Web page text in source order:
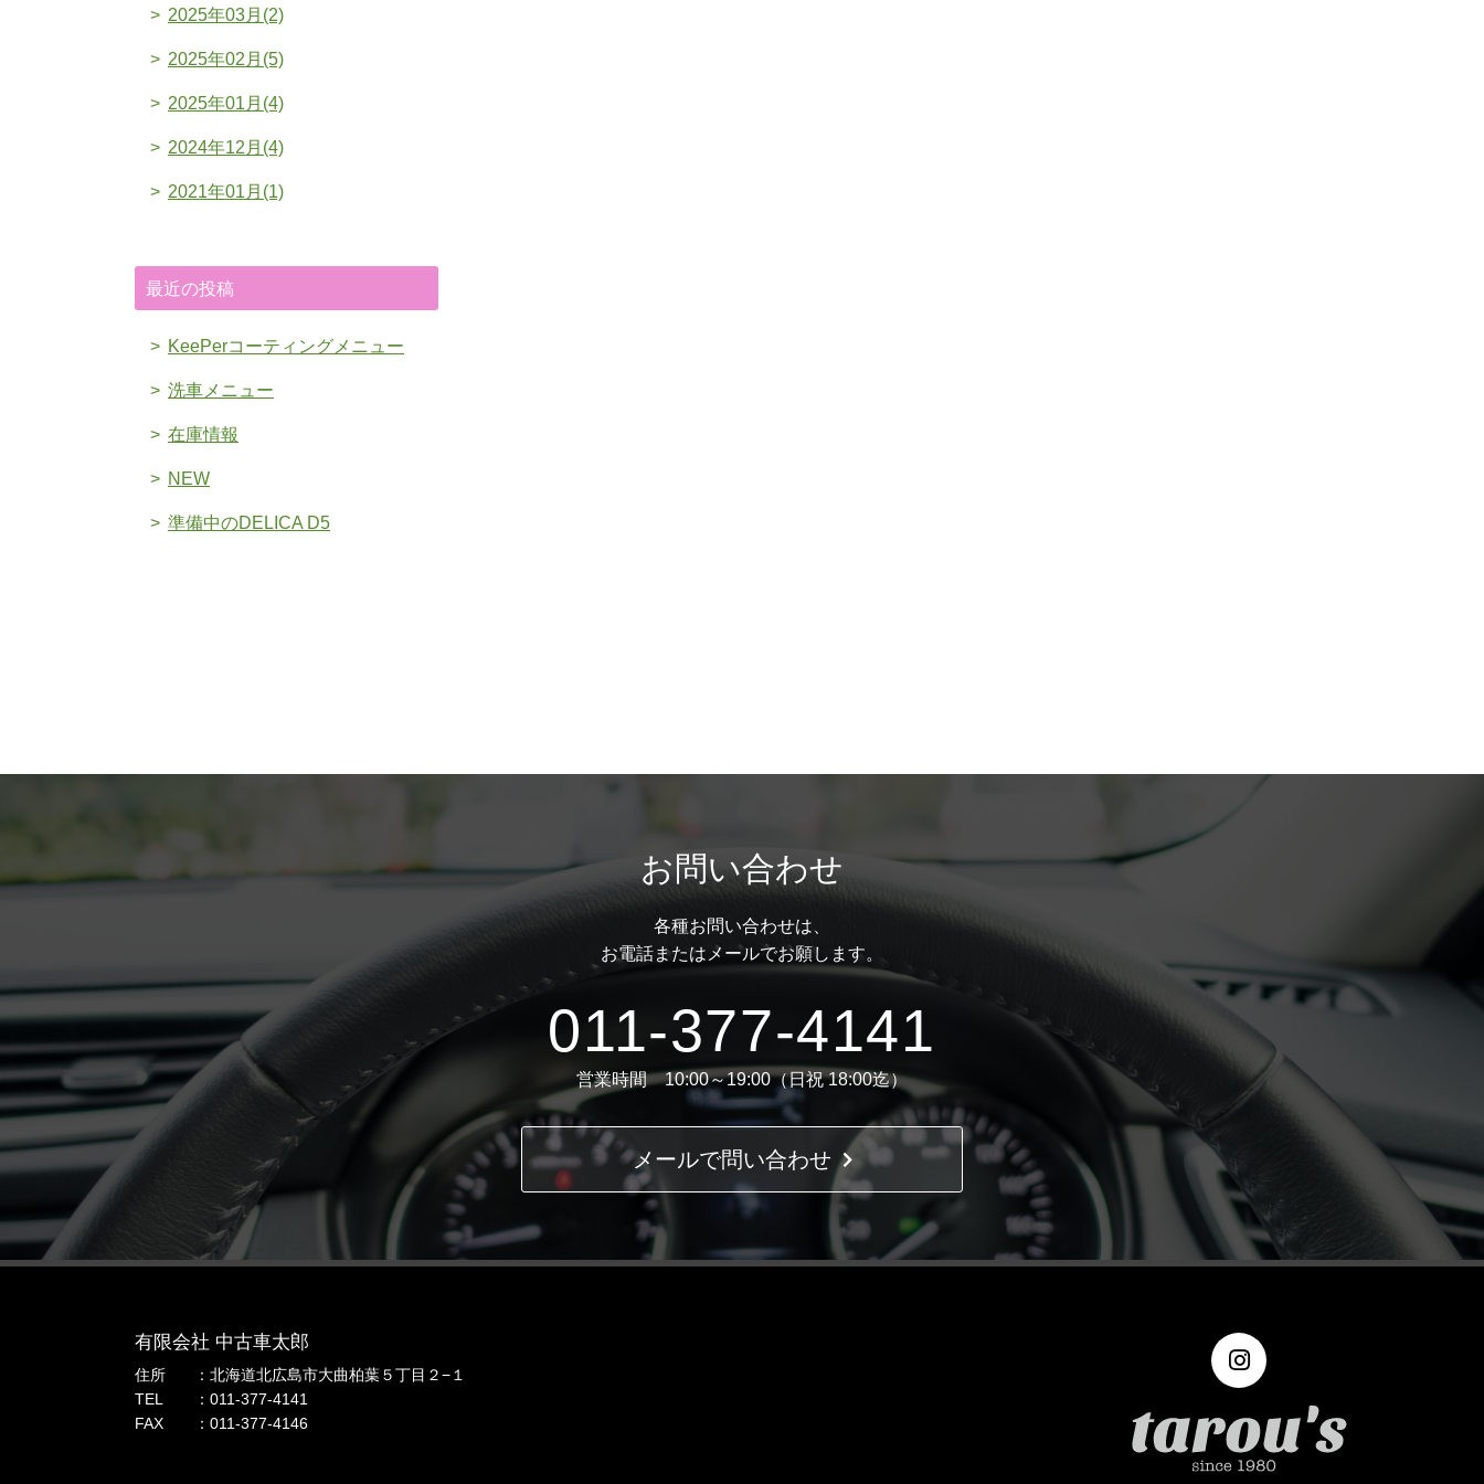
2025年03月(2)
2025年02月(5)
2025年01月(4)
2024年12月(4)
2021年01月(1)
最近の投稿
KeePerコーティングメニュー
洗車メニュー
在庫情報
NEW
準備中のDELICA D5
お問い合わせ
各種お問い合わせは、
お電話またはメールでお願します。
011-377-4141
営業時間 10:00～19:00（日祝 18:00迄）
メールで問い合わせ
有限会社 中古車太郎
住所
北海道北広島市大曲柏葉５丁目２−１
TEL
011-377-4141
FAX
011-377-4146